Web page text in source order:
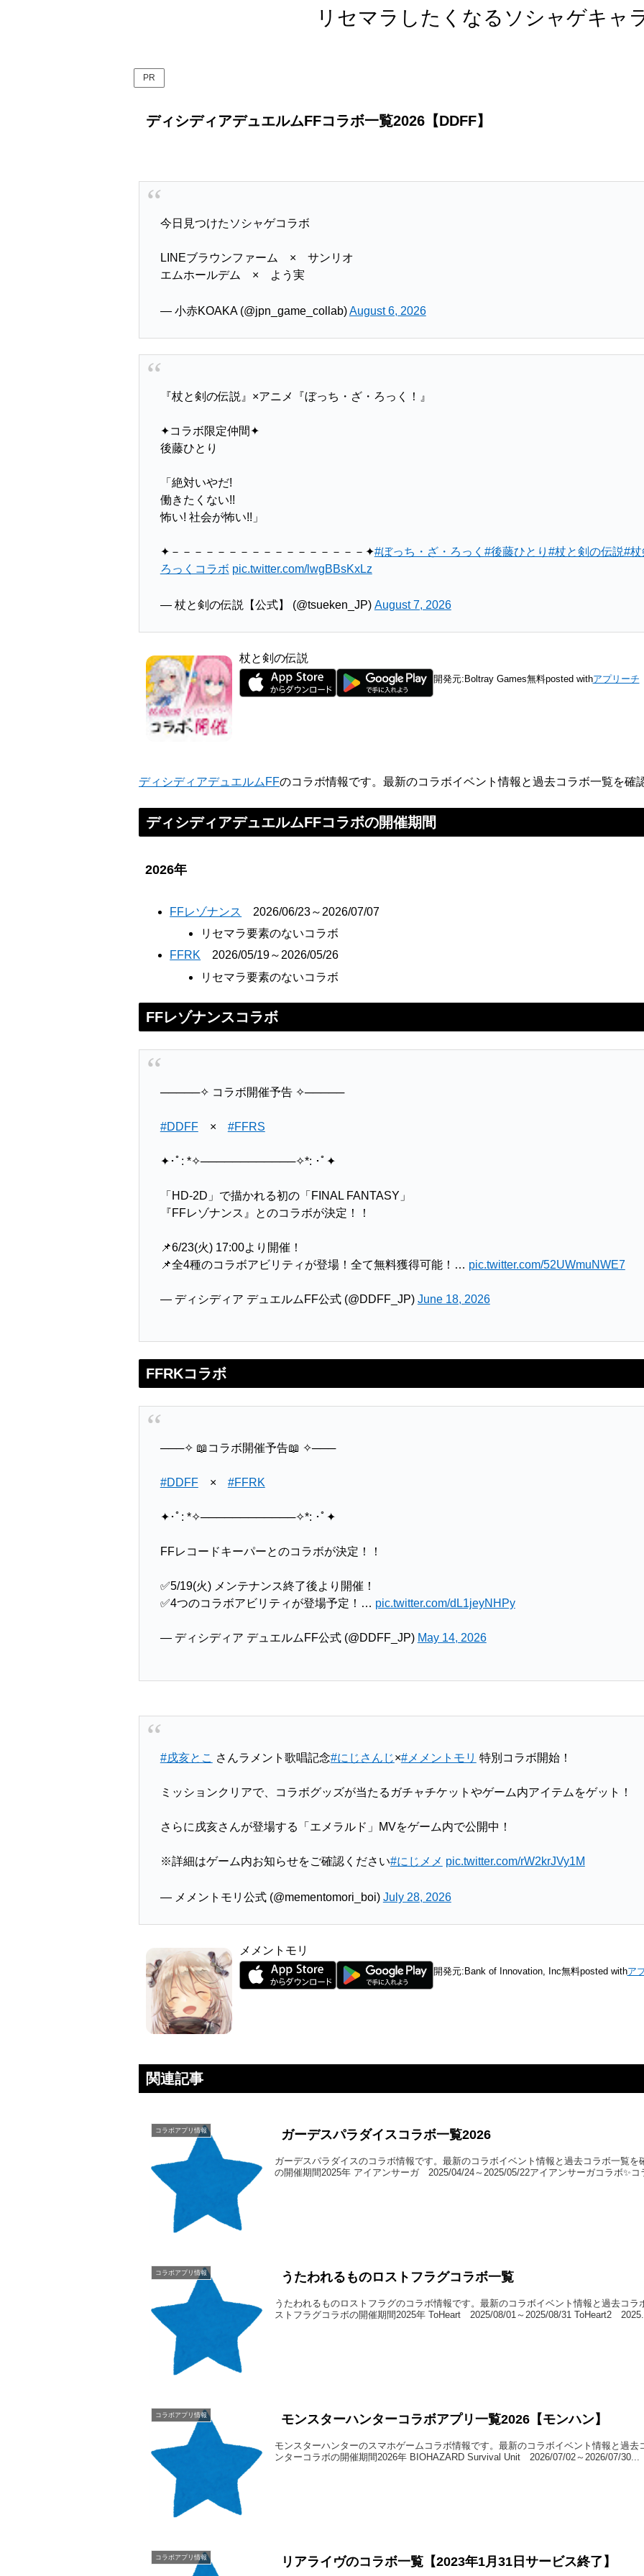
リセマラしたくなるソシャゲキャ
PR
ディシディアデュエルムFFコラボ一覧2026【DDFF】
今日見つけたソシャゲコラボ
LINEブラウンファーム × サンリオ
エムホールデム × よう実
— 小赤KOAKA (@jpn_game_collab)August 6, 2026
『杖と剣の伝説』×アニメ『ぼっち・ざ・ろっく！』
✦コラボ限定仲間✦
後藤ひとり
「絶対いやだ!
働きたくない!!
怖い! 社会が怖い!!」
✦－－－－－－－－－－－－－－－－－✦#ぼっち・ざ・ろっく #後藤ひとり #杖と剣の伝説#杖
ろっくコラボ pic.twitter.com/lwgBBsKxLz
— 杖と剣の伝説【公式】 (@tsueken_JP) August 7, 2026
杖と剣の伝説
開発元: Boltray Games無料posted withアプリーチ
ディシディアデュエルムFFのコラボ情報です。最新のコラボイベント情報と過去コラボ一覧を確
ディシディアデュエルムFFコラボの開催期間
2026年
FFレゾナンス
2026/06/23～2026/07/07
リセマラ要素のないコラボ
FFRK 2026/05/19～2026/05/26
リセマラ要素のないコラボ
FFレゾナンスコラボ
─────✧ コラボ開催予告 ✧─────
#DDFF× #FFRS
✦･ﾟ: *✧────────────✧*: ･ﾟ✦
「HD-2D」で描かれる初の「FINAL FANTASY」
『FFレゾナンス』とのコラボが決定！！
📌6/23(火) 17:00より開催！
📌全4種のコラボアビリティが登場！全て無料獲得可能！… pic.twitter.com/52UWmuNWE7
— ディシディア デュエルムFF公式 (@DDFF_JP) June 18, 2026
FFRKコラボ
───✧ 📖コラボ開催予告📖 ✧───
#DDFF × #FFRK
✦･ﾟ: *✧────────────✧*: ･ﾟ✦
FFレコードキーパーとのコラボが決定！！
✅5/19(火) メンテナンス終了後より開催！
✅4つのコラボアビリティが登場予定！… pic.twitter.com/dL1jeyNHPy
— ディシディア デュエルムFF公式 (@DDFF_JP) May 14, 2026
#戌亥とこ さんラメント歌唱記念#にじさんじ×#メメントモリ 特別コラボ開始！
ミッションクリアで、コラボグッズが当たるガチャチケットやゲーム内アイテムをゲット！
さらに戌亥さんが登場する「エメラルド」MVをゲーム内で公開中！
※詳細はゲーム内お知らせをご確認ください#にじメメ pic.twitter.com/rW2krJVy1M
— メメントモリ公式 (@mementomori_boi) July 28, 2026
メメントモリ
開発元: Bank of Innovation, Inc無料posted withア
関連記事
コラボアプリ情報 ガーデスパラダイスコラボ一覧2026
ガーデスパラダイスのコラボ情報です。最新のコラボイベント情報と過去コラボ一覧
の開催期間2025年 アイアンサーガ 2025/04/24～2025/05/22アイアンサーガコラボ✨コ
コラボアプリ情報 うたわれるものロストフラグコラボ一覧
うたわれるものロストフラグのコラボ情報です。最新のコラボイベント情報と過去コ
ストフラグコラボの開催期間2025年 ToHeart 2025/08/01～2025/08/31 ToHeart2
コラボアプリ情報 モンスターハンターコラボアプリ一覧2026【モンハン】
モンスターハンターのスマホゲームコラボ情報です。最新のコラボイベント情報と過
ンターコラボの開催期間2026年 BIOHAZARD Survival Unit 2026/07/02～2026/07/30...
コラボアプリ情報 リアライヴのコラボ一覧【2023年1月31日サービス終了】